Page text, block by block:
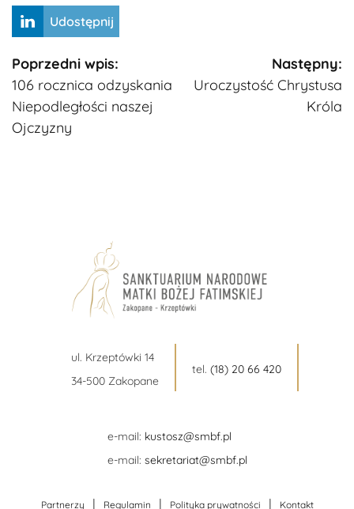
Udostępnij
Kontynuuj
czytanie
Poprzedni wpis:
106 rocznica odzyskania
Niepodległości naszej
Ojczyzny
Następny:
Uroczystość Chrystusa
Króla
ul. Krzeptówki 14
34-500 Zakopane
tel. (18) 20 66 420
e-mail: kustosz@smbf.pl
e-mail: sekretariat@smbf.pl
Partnerzy | Regulamin | Polityka prywatności | Kontakt